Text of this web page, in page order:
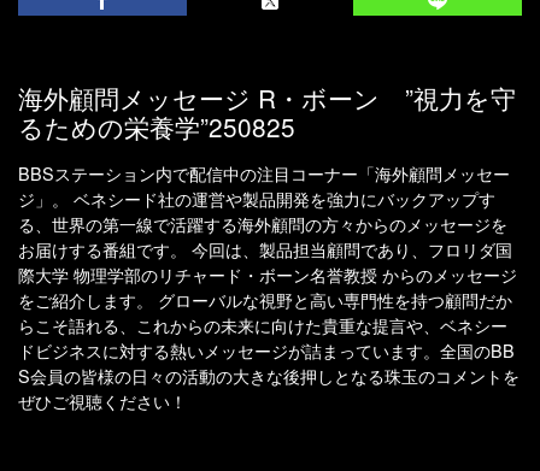
海外顧問メッセージ R・ボーン ”視力を守
るための栄養学”250825
BBSステーション内で配信中の注目コーナー「海外顧問メッセー
ジ」。 ベネシード社の運営や製品開発を強力にバックアップす
る、世界の第一線で活躍する海外顧問の方々からのメッセージを
お届けする番組です。 今回は、製品担当顧問であり、フロリダ国
際大学 物理学部のリチャード・ボーン名誉教授 からのメッセージ
をご紹介します。 グローバルな視野と高い専門性を持つ顧問だか
らこそ語れる、これからの未来に向けた貴重な提言や、ベネシー
ドビジネスに対する熱いメッセージが詰まっています。全国のBB
S会員の皆様の日々の活動の大きな後押しとなる珠玉のコメントを
ぜひご視聴ください！